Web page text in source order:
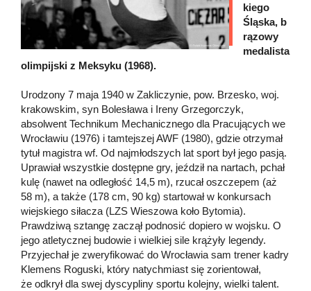
kiego
Śląska, b
rązowy
medalista
olimpijski z Meksyku (1968).
Urodzony 7 maja 1940 w Zakliczynie, pow. Brzesko, woj.
krakowskim, syn Bolesława i Ireny Grzegorczyk,
absolwent Technikum Mechanicznego dla Pracujących we
Wrocławiu (1976) i tamtejszej AWF (1980), gdzie otrzymał
tytuł magistra wf. Od najmłodszych lat sport był jego pasją.
Uprawiał wszystkie dostępne gry, jeździł na nartach, pchał
kulę (nawet na odległość 14,5 m), rzucał oszczepem (aż
58 m), a także (178 cm, 90 kg) startował w konkursach
wiejskiego siłacza (LZS Wieszowa koło Bytomia).
Prawdziwą sztangę zaczął podnosić dopiero w wojsku. O
jego atletycznej budowie i wielkiej sile krążyły legendy.
Przyjechał je zweryfikować do Wrocławia sam trener kadry
Klemens Roguski, który natychmiast się zorientował,
że odkrył dla swej dyscypliny sportu kolejny, wielki talent.